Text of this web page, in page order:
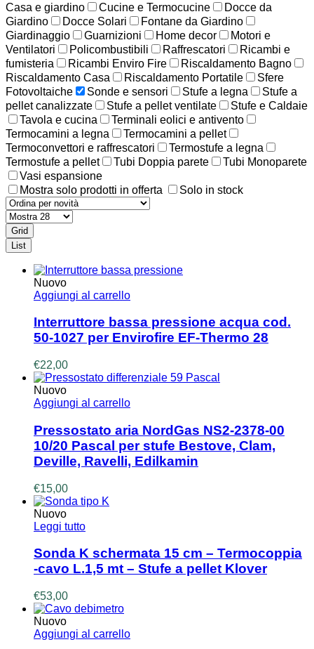
Casa e giardino
Cucine e Termocucine
Docce da
Giardino
Docce Solari
Fontane da Giardino
Giardinaggio
Guarnizioni Home decor
Motori e
Ventilatori
Policombustibili Raffrescatori
Ricambi e
fumisteria
Ricambi Enviro Fire
Riscaldamento Bagno
Riscaldamento Casa
Riscaldamento Portatile
Sfere
Fotovoltaiche
Sonde e sensori Stufe a legna
Stufe a
pellet canalizzate
Stufe a pellet ventilate
Stufe e Caldaie
Tavola e cucina
Terminali eolici e antivento
Termocamini a legna
Termocamini a pellet
Termoconvettori e raffrescatori
Termostufe a legna
Termostufe a pellet
Tubi Doppia parete
Tubi Monoparete
Vasi espansione
Mostra solo prodotti in offerta
Solo in stock
Grid
List
Nuovo
Aggiungi al carrello
Interruttore bassa pressione acqua cod.
50-1027 per Envirofire EF-Thermo 28
€22,00
Nuovo
Aggiungi al carrello
Pressostato aria NordGas NS2-2378-00
10/20 Pascal per stufe Bestove, Clam,
Deville, Ravelli, Edilkamin
€15,00
Nuovo
Leggi tutto
Sonda K schermata 15 cm – Termocoppia
-cavo L.1,5 mt – Stufe a pellet Klover
€53,00
Nuovo
Aggiungi al carrello